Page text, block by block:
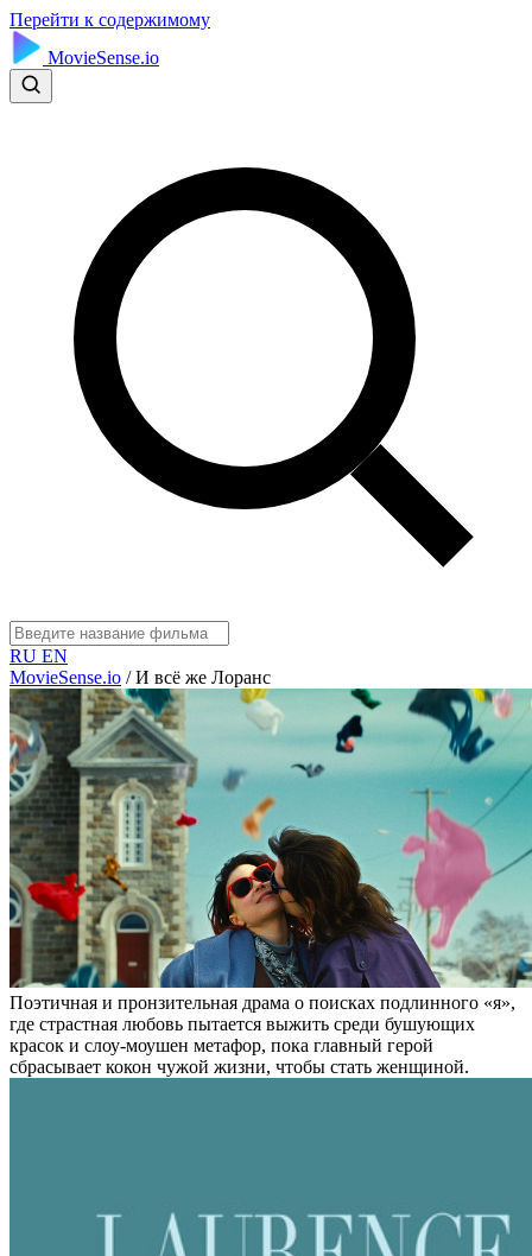
Перейти к содержимому
MovieSense.io
RU EN
MovieSense.io / И всё же Лоранс
Поэтичная и пронзительная драма о поисках подлинного «я»,
где страстная любовь пытается выжить среди бушующих
красок и слоу-моушен метафор, пока главный герой
сбрасывает кокон чужой жизни, чтобы стать женщиной.